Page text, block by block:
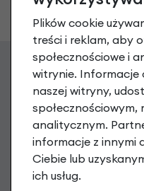
199,90 zł
Zgarnij 20
Zapisz się do
powyżej 199 PLN oraz
Plików cookie
treści i reklam, aby
społecznościowe i
witrynie. Informacje
naszej witryny,
społecznościowym,
analitycznym.
informacje z innymi
Ciebie lub
ich usług.